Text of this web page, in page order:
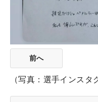
前へ
（写真：選手インスタ